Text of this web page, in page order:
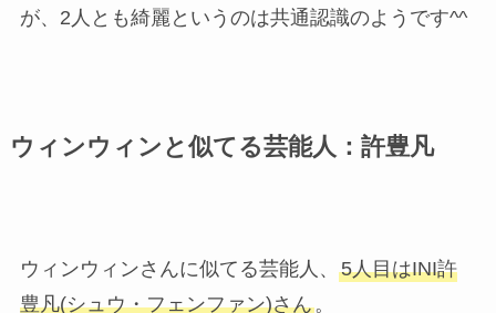
が、2人とも綺麗というのは共通認識のようです^^
ウィンウィンと似てる芸能人：許豊凡
ウィンウィンさんに似てる芸能人、 5人目はINI許
豊凡(シュウ・フェンファン)さん。